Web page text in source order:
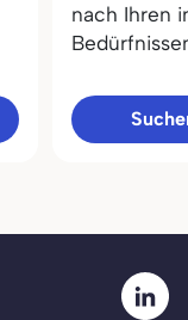
nach Ihren